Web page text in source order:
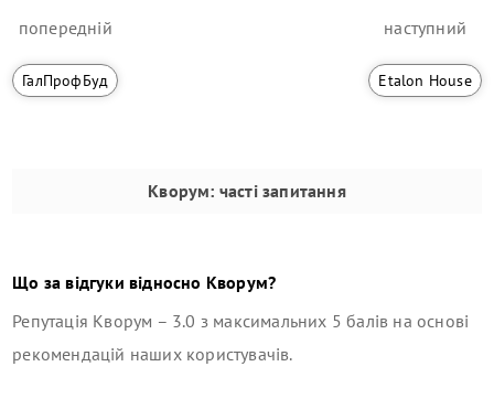
попередній
ГалПрофБуд
наступний
Etalon House
Кворум: часті запитання
Що за відгуки відносно Кворум?
Репутація Кворум – 3.0 з максимальних 5 балів на основі
рекомендацій наших користувачів.